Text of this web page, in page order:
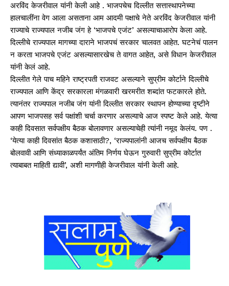
अरविंद केजरीवाल यांनी केली आहे . भाजपचेच दिल्लीत सत्तास्थापनेच्या
हालचालींना वेग आला असताना आम आदमी पक्षाचे नेते अरविंद केजरीवाल यांनी
राज्याचे राज्यपाल नजीब जंग हे ‘भाजपचे एजंट’ असल्याचाआरोप केला आहे.
दिल्लीचे राज्यपाल मागच्या दाराने भाजपचं सरकार चालवत आहेत. घटनेचं पालन
न करता भाजपचे एजंट असल्यासारखेच ते वागत आहेत, असे विधान केजरीवाल
यांनी केलं आहे.
दिल्लीत गेले पाच महिने राष्ट्रपती राजवट असल्याने सुप्रीम कोर्टाने दिल्लीचे
राज्यपाल आणि केंद्र सरकारला मंगळवारी खरमरीत शब्दांत फटकारले होते.
त्यानंतर राज्यपाल नजीब जंग यांनी दिल्लीत सरकार स्थापन होण्याच्या दृष्टीने
आपण भाजपसह सर्व पक्षांशी चर्चा करणार असल्याचे आज स्पष्ट केले आहे. येत्या
काही दिवसात सर्वपक्षीय बैठक बोलावणार असल्याचेही त्यांनी नमूद केलंय. पण .
‘येत्या काही दिवसांत बैठक कशासाठी?, ‘राज्यपालांनी आजच सर्वपक्षीय बैठक
बोलवावी आणि संध्याकाळपर्यंत अंतिम निर्णय घेऊन गुरुवारी सुप्रीम कोर्टात
त्याबाबत माहिती द्यावी’, अशी मागणीही केजरीवाल यांनी केली आहे.